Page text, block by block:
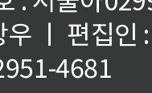
우 ㅣ 편집인
4681